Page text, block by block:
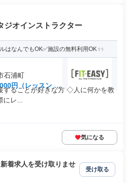
ジオインストラクター
はなんでもOK✅施設の無料利用OK
石浦町
円（レッスン 60
ることが好きな方 ◇人に何かを教
レ...
気になる
着求人を受け取りませ
受け取る